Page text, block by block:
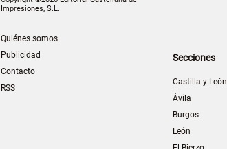
Impresiones, S.L.
Quiénes somos
Publicidad
Contacto
RSS
Secciones
Castilla y León
Ávila
Burgos
León